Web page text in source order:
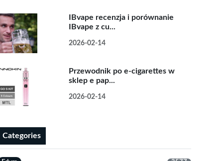
IBvape recenzja i porównanie
IBvape z cu...
2026-02-14
Przewodnik po e-cigarettes w
sklep e pap...
2026-02-14
Categories